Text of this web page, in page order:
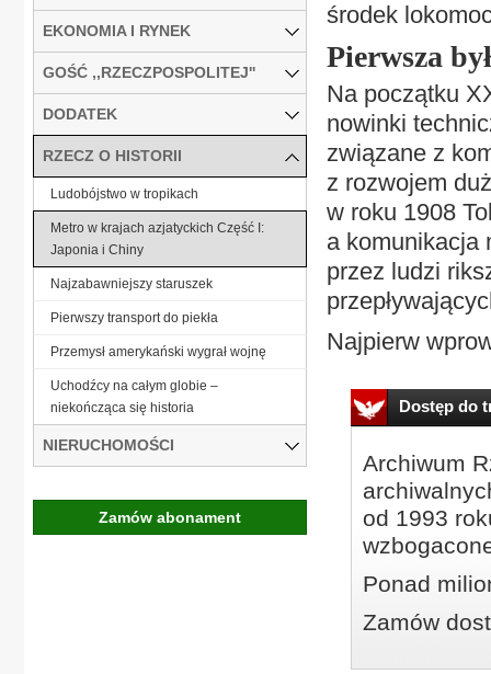
środek
Pierwsza
Na początku
nowinki
związane z
z rozwojem
w roku 1908
a komunikacja
przez ludzi
Najpierw
Dostęp do
Archiwum
od 1993
Ponad
Zamów
EKONOMIA I RYNEK
GOŚĆ ,,RZECZPOSPOLITEJ''
DODATEK
RZECZ O HISTORII
Ludobójstwo w tropikach
Metro w krajach azjatyckich Część I:
Japonia i Chiny
Najzabawniejszy staruszek
Pierwszy transport do piekła
Przemysł amerykański wygrał wojnę
Uchodźcy na całym globie –
niekończąca się historia
NIERUCHOMOŚCI
Zamów abonament